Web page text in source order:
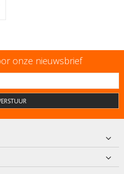
onze nieuwsbrief